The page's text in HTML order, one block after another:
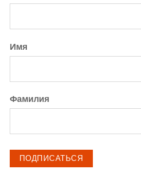
Имя
Фамилия